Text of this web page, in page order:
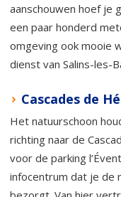
aanschouwen hoef je
een paar honderd
omgeving ook mooie
dienst van Salins-les-
Cascades de
Het natuurschoon
richting naar de
voor de parking
infocentrum dat je de